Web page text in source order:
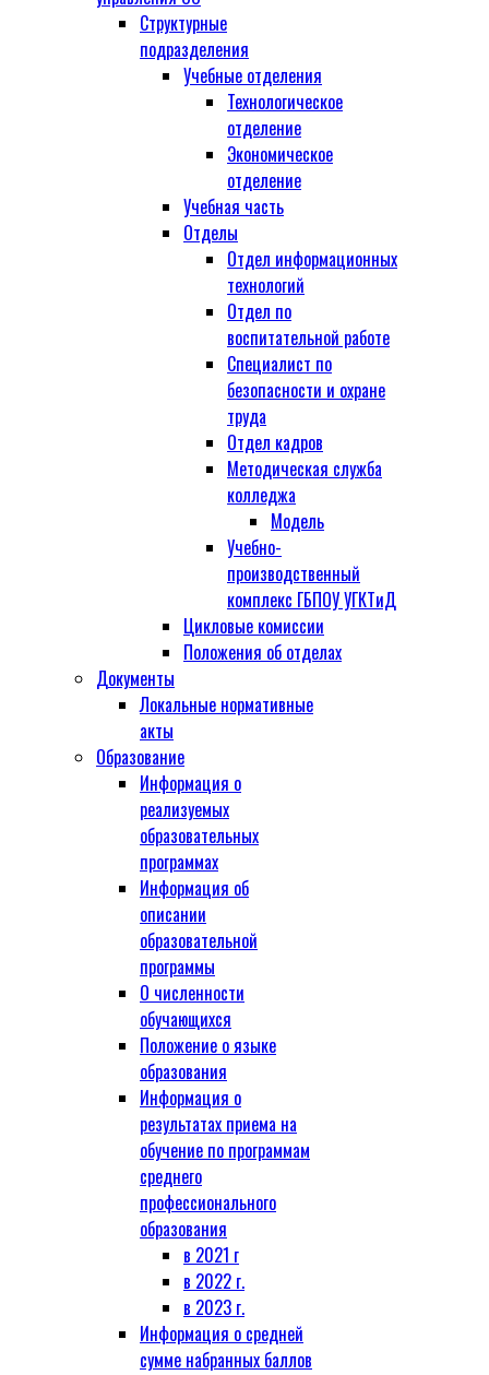
Структурные
подразделения
Учебные отделения
Технологическое
отделение
Экономическое
отделение
Учебная часть
Отделы
Отдел информационных
технологий
Отдел по
воспитательной работе
Специалист по
безопасности и охране
труда
Отдел кадров
Методическая служба
колледжа
Модель
Учебно-
производственный
комплекс ГБПОУ УГКТиД
Цикловые комиссии
Положения об отделах
Документы
Локальные нормативные
акты
Образование
Информация о
реализуемых
образовательных
программах
Информация об
описании
образовательной
программы
О численности
обучающихся
Положение о языке
образования
Информация о
результатах приема на
обучение по программам
среднего
профессионального
образования
в 2021 г
в 2022 г.
в 2023 г.
Информация о средней
сумме набранных баллов